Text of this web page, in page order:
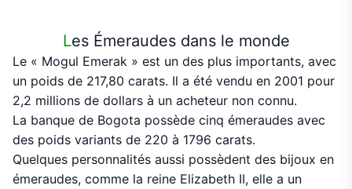
Les Émeraudes dans le monde
Le « Mogul Emerak » est un des plus importants, avec
un poids de 217,80 carats. Il a été vendu en 2001 pour
2,2 millions de dollars à un acheteur non connu.
La banque de Bogota possède cinq émeraudes avec
des poids variants de 220 à 1796 carats.
Quelques personnalités aussi possèdent des bijoux en
émeraudes, comme la reine Elizabeth II, elle a un